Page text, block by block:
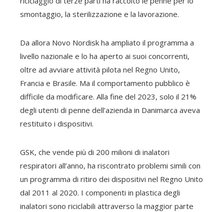
smontaggio, la sterilizzazione e la lavorazione.
Da allora Novo Nordisk ha ampliato il programma a
livello nazionale e lo ha aperto ai suoi concorrenti,
oltre ad avviare attività pilota nel Regno Unito,
Francia e Brasile. Ma il comportamento pubblico è
difficile da modificare. Alla fine del 2023, solo il 21%
degli utenti di penne dell’azienda in Danimarca aveva
restituito i dispositivi.
GSK, che vende più di 200 milioni di inalatori
respiratori all’anno, ha riscontrato problemi simili con
un programma di ritiro dei dispositivi nel Regno Unito
dal 2011 al 2020. I componenti in plastica degli
inalatori sono riciclabili attraverso la maggior parte